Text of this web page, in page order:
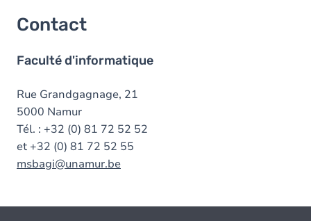
Contact
Faculté d'informatique
Rue Grandgagnage, 21
5000 Namur
Tél. : +32 (0) 81 72 52 52
et +32 (0) 81 72 52 55
msbagi@unamur.be